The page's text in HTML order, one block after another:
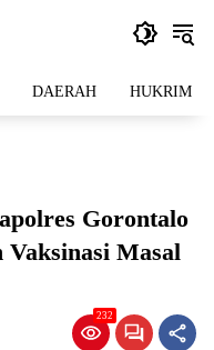
DAERAH HUKRIM
Gorontalo
Vaksinasi Masal
232